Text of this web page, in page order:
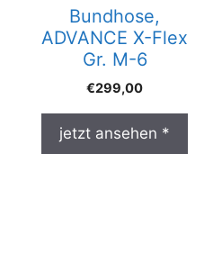
Bundhose,
ADVANCE X-Flex
Gr. M-6
€299,00
jetzt ansehen *